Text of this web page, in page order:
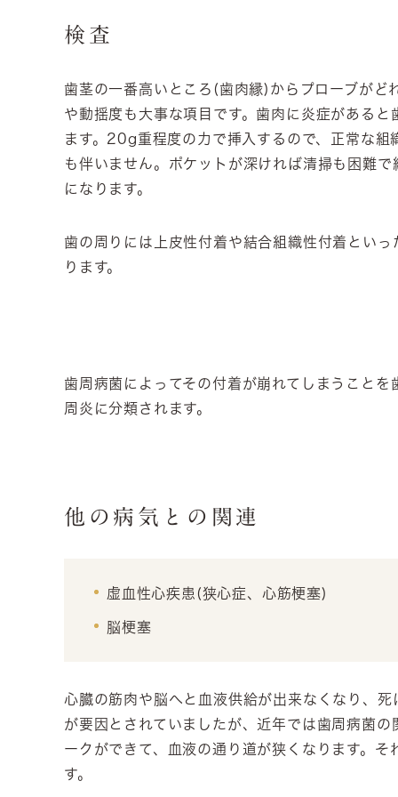
検査
歯茎の一番高いところ(歯肉縁)からプローブがど
や動揺度も大事な項目です。歯肉に炎症がある
ます。20g重程度の力で挿入するので、正常な組
も伴いません。ポケットが深ければ清掃も困難
になります。
歯の周りには上皮性付着や結合組織性付着とい
ります。
歯周病菌によってその付着が崩れてしまうこと
周炎に分類されます。
他の病気との関連
虚血性心疾患(狭心症、心筋梗塞)
脳梗塞
心臓の筋肉や脳へと血液供給が出来なくなり、
が要因とされていましたが、近年では歯周病菌
ークができて、血液の通り道が狭くなります。
す。